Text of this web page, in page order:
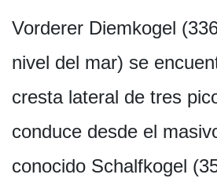
Vorderer Diemkogel
nivel del mar) se
cresta lateral de tres
conduce desde el
conocido Schalfkogel